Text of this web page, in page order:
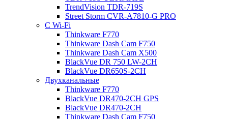
TrendVision TDR-719S
Street Storm CVR-A7810-G PRO
С Wi-Fi
Thinkware F770
Thinkware Dash Cam F750
Thinkware Dash Cam X500
BlackVue DR 750 LW-2CH
BlackVue DR650S-2CH
Двухканальные
Thinkware F770
BlackVue DR470-2CH GPS
BlackVue DR470-2CH
Thinkware Dash Cam F750